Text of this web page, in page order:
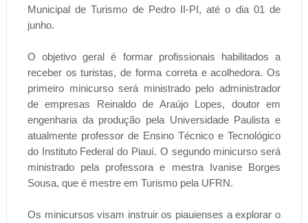
Municipal de Turismo de Pedro II-PI, até o dia 01 de
junho.
O objetivo geral é formar profissionais habilitados a
receber os turistas, de forma correta e acolhedora. Os
primeiro minicurso será ministrado pelo administrador
de empresas Reinaldo de Araújo Lopes, doutor em
engenharia da produção pela Universidade Paulista e
atualmente professor de Ensino Técnico e Tecnológico
do Instituto Federal do Piauí. O segundo minicurso será
ministrado pela professora e mestra Ivanise Borges
Sousa, que é mestre em Turismo pela UFRN.
Os minicursos visam instruir os piauienses a explorar o